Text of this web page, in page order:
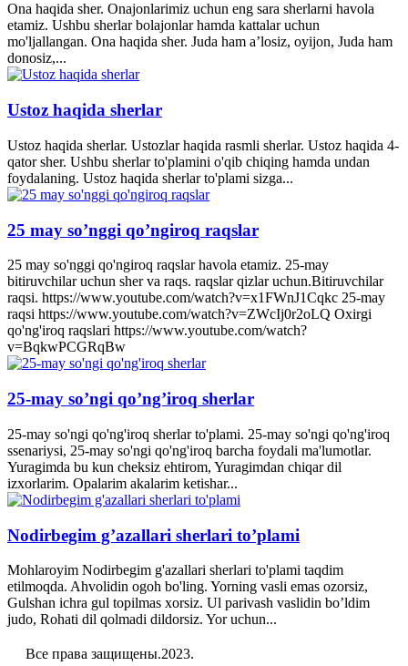
Ona haqida sher. Onajonlarimiz uchun eng sara sherlarni havola
etamiz. Ushbu sherlar bolajonlar hamda kattalar uchun
mo'ljallangan. Ona haqida sher. Juda ham a’losiz, oyijon, Juda ham
donosiz,...
Ustoz haqida sherlar
Ustoz haqida sherlar. Ustozlar haqida rasmli sherlar. Ustoz haqida 4-
qator sher. Ushbu sherlar to'plamini o'qib chiqing hamda undan
foydalaning. Ustoz haqida sherlar to'plami sizga...
25 may so’nggi qo’ngiroq raqslar
25 may so'nggi qo'ngiroq raqslar havola etamiz. 25-may
bitiruvchilar uchun sher va raqs. raqslar qizlar uchun.Bitiruvchilar
raqsi. https://www.youtube.com/watch?v=x1FWnJ1Cqkc 25-may
raqsi https://www.youtube.com/watch?v=ZWcIj0r2oLQ Oxirgi
qo'ng'iroq raqslari https://www.youtube.com/watch?
v=BqkwPCGRqBw
25-may so’ngi qo’ng’iroq sherlar
25-may so'ngi qo'ng'iroq sherlar to'plami. 25-may so'ngi qo'ng'iroq
ssenariysi, 25-may so'ngi qo'ng'iroq barcha foydali ma'lumotlar.
Yuragimda bu kun cheksiz ehtirom, Yuragimdan chiqar dil
izxorlarim. Opalarim akalarim ketishar...
Nodirbegim g’azallari sherlari to’plami
Mohlaroyim Nodirbegim g'azallari sherlari to'plami taqdim
etilmoqda. Ahvolidin ogoh bo'ling. Yorning vasli emas ozorsiz,
Gulshan ichra gul topilmas xorsiz. Ul parivash vaslidin bo’ldim
judo, Rohati dil qolmadi dildorsiz. Yor uchun...
Все права защищены.2023.